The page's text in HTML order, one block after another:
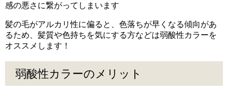
感の悪さに繋がってしまいます
髪の毛がアルカリ性に偏ると、色落ちが早くなる傾向があ
るため、髪質や色持ちを気にする方などは弱酸性カラーを
オススメします！
弱酸性カラーのメリット